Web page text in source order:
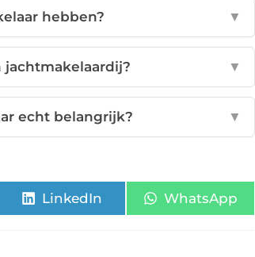
hebben? ▼
▼
echt belangrijk? ▼
LinkedIn WhatsApp